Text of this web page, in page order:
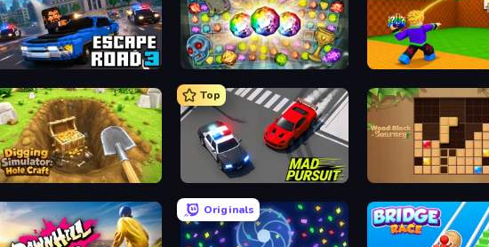
Escape Road 3 Forgotten Treasure 2 Throw a Lucky Block
Digging Simulator: Hole Craft
Top
Mad Pursuit Wood Block Journey
Originals